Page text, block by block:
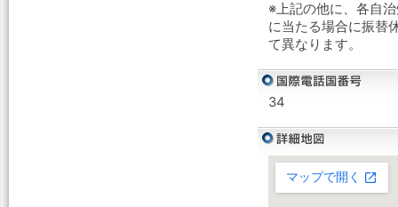
※上記の他に、各自
に当たる場合に振替
て異なります。
34